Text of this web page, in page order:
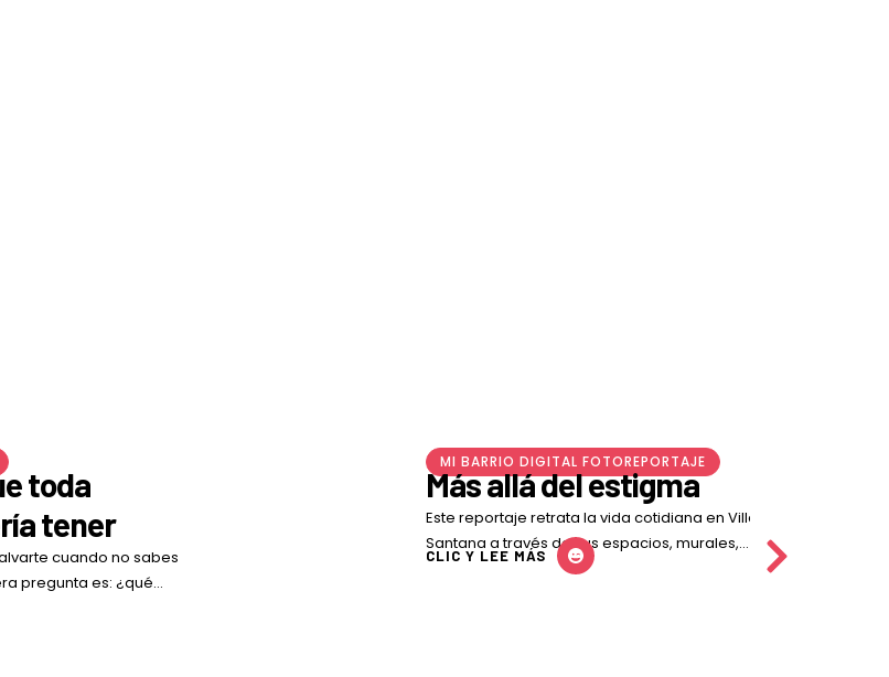
cotidiana en Villa
murales,
imágenes muestran
NOTAS PERIODÍSTICAS
Tu personalidad no se
puede comprar, ¿o sí?
¿Recuerdan cuando éramos niños y al correr con